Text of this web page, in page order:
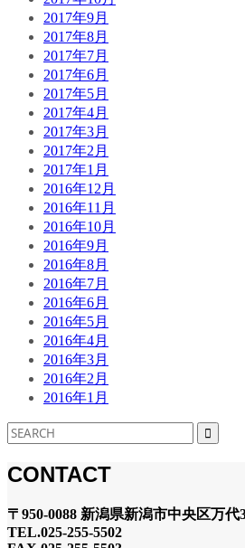
2017年9月
2017年8月
2017年7月
2017年6月
2017年5月
2017年4月
2017年3月
2017年2月
2017年1月
2016年12月
2016年11月
2016年10月
2016年9月
2016年8月
2016年7月
2016年6月
2016年5月
2016年4月
2016年3月
2016年2月
2016年1月
CONTACT
〒950-0088 新潟県新潟市中央区万代
TEL.025-255-5502